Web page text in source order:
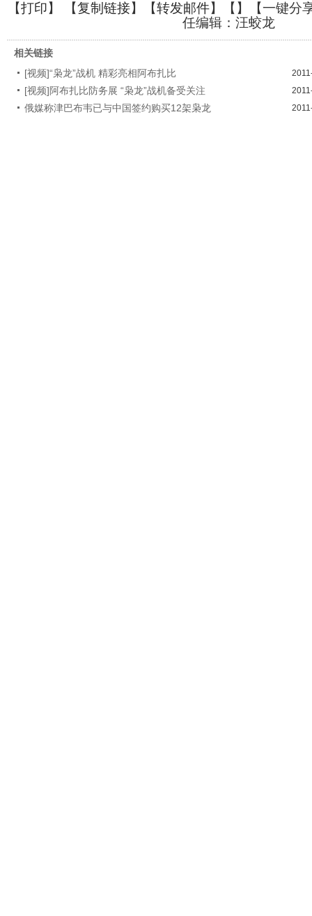
【打印】 【复制链接】【转发邮件】【 】
【一键分
任编辑：汪蛟龙
相关链接
[视频]“枭龙”战机 精彩亮相阿布扎比
[视频]阿布扎比防务展 “枭龙”战机备受关注
俄媒称津巴布韦已与中国签约购买12架枭龙